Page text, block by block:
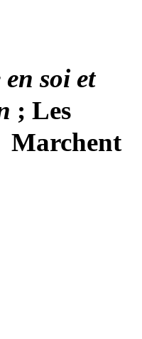
soi et
; Les
Marchent